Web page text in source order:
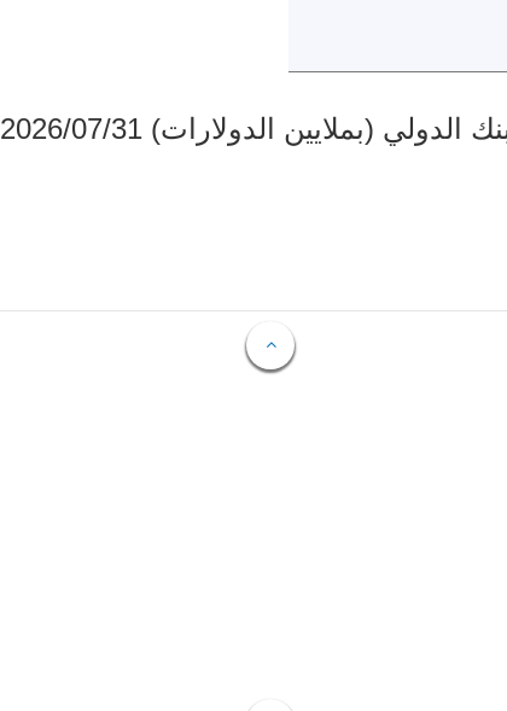
(بملايين الدولارات) 2026/07/31